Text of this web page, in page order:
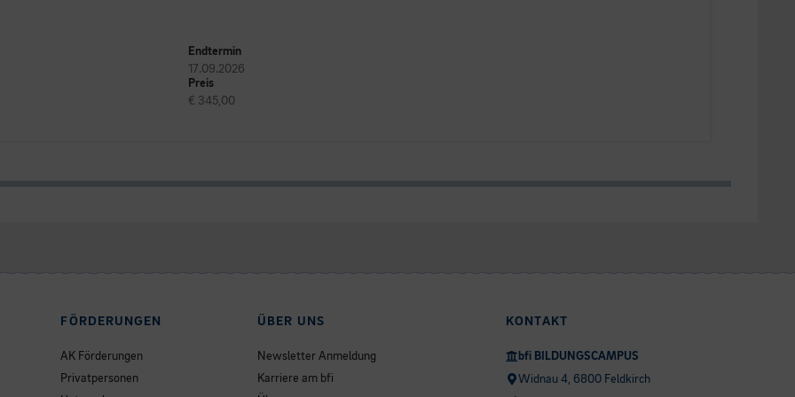
Endtermin
17.09.2026
Preis
€ 345,00
FÖRDERUNGEN
AK Förderungen
Privatpersonen
ÜBER UNS
Newsletter Anmeldung
Karriere am bfi
KONTAKT
bfi BILDUNGSCAMPUS
Widnau 4, 6800 Feldkirch